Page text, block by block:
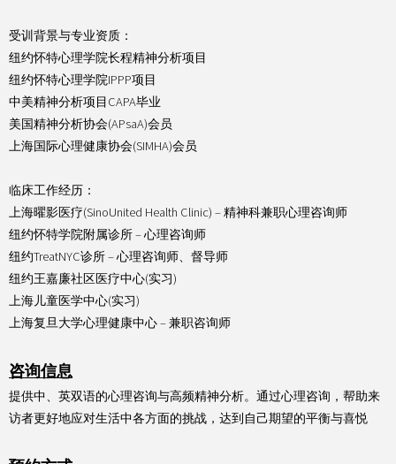
受训背景与专业资质：
纽约怀特心理学院长程精神分析项目
纽约怀特心理学院IPPP项目
中美精神分析项目CAPA毕业
美国精神分析协会(APsaA)会员
上海国际心理健康协会(SIMHA)会员
临床工作经历：
上海曜影医疗(SinoUnited Health Clinic) – 精神科兼职心理咨询师
纽约怀特学院附属诊所 – 心理咨询师
纽约TreatNYC诊所 – 心理咨询师、督导师
纽约王嘉廉社区医疗中心(实习)
上海儿童医学中心(实习)
上海复旦大学心理健康中心 – 兼职咨询师
咨询信息
提供中、英双语的心理咨询与高频精神分析。 通过心理咨询，帮助来
访者更好地应对生活中各方面的挑战，达到自己期望的平衡与喜悦